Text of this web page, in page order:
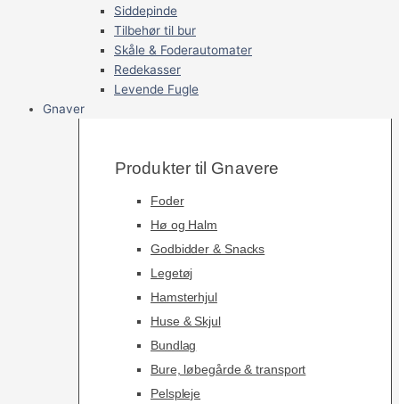
Siddepinde
Tilbehør til bur
Skåle & Foderautomater
Redekasser
Levende Fugle
Gnaver
Produkter til Gnavere
Foder
Hø og Halm
Godbidder & Snacks
Legetøj
Hamsterhjul
Huse & Skjul
Bundlag
Bure, løbegårde & transport
Pelspleje